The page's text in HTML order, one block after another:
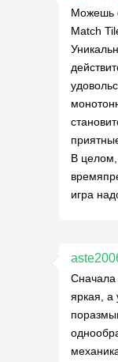
Можешь
Match
В целом,
игра
Сначала
яркая, а